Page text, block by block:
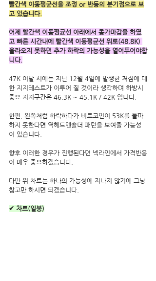
빨간색 이동평균선을 조정 or 반등의 분기점으로 보
고 있습니다.
어제 빨간색 이동평균선 아래에서 종가마감을 하였
고 빠른 시간내에 빨간색 이동평균선 위로(48.8K)
올라오지 못하면 추가 하락의 가능성을 열어두어야합
니다.
47K 이탈 시에는 지난 12월 4일에 발생한 저점에 대
한 지지테스트가 이루어 질 것이라 생각하며 하방시
중요 지지구간은 46.3K ~ 45.1K / 42K 입니다.
한편, 왼쪽처럼 하락하다가 비트코인이 53K를 돌파
하지 못한다면 역헤드앤숄더 패턴을 보여줄 가능성
이 있습니다.
향후 이러한 경우가 진행된다면 넥라인에서 가격반응
이 매우 중요하겠습니다.
다만 위 차트는 하나의 가능성에 지나지 않기에 그냥
참고만 하시면 되겠습니다.
✔ 차트(일봉)